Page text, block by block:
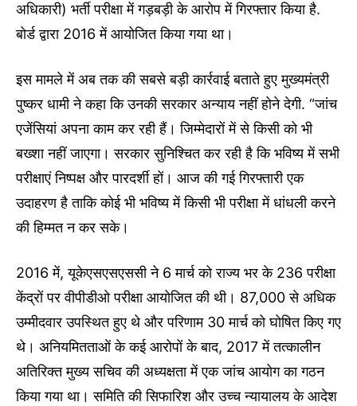
अधिकारी) भर्ती परीक्षा में गड़बड़ी के आरोप में गिरफ्तार किया है.
बोर्ड द्वारा 2016 में आयोजित किया गया था।
इस मामले में अब तक की सबसे बड़ी कार्रवाई बताते हुए मुख्यमंत्री
पुष्कर धामी ने कहा कि उनकी सरकार अन्याय नहीं होने देगी. “जांच
एजेंसियां ​​अपना काम कर रही हैं। जिम्मेदारों में से किसी को भी
बख्शा नहीं जाएगा। सरकार सुनिश्चित कर रही है कि भविष्य में सभी
परीक्षाएं निष्पक्ष और पारदर्शी हों। आज की गई गिरफ्तारी एक
उदाहरण है ताकि कोई भी भविष्य में किसी भी परीक्षा में धांधली करने
की हिम्मत न कर सके।
2016 में, यूकेएसएसएससी ने 6 मार्च को राज्य भर के 236 परीक्षा
केंद्रों पर वीपीडीओ परीक्षा आयोजित की थी। 87,000 से अधिक
उम्मीदवार उपस्थित हुए थे और परिणाम 30 मार्च को घोषित किए गए
थे। अनियमितताओं के कई आरोपों के बाद, 2017 में तत्कालीन
अतिरिक्त मुख्य सचिव की अध्यक्षता में एक जांच आयोग का गठन
किया गया था। समिति की सिफारिश और उच्च न्यायालय के आदेश